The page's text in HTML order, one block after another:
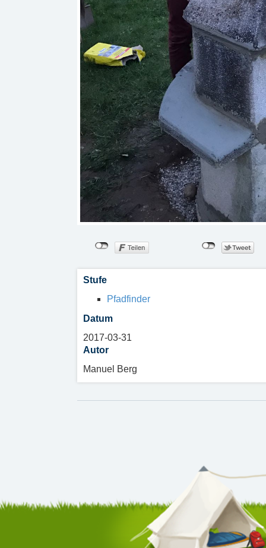
Stufe
Pfadfinder
Datum
2017-03-31
Autor
Manuel Berg